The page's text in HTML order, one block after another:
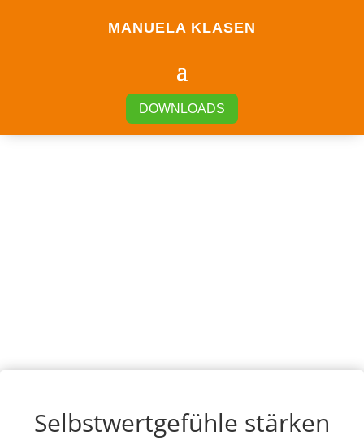
MANUELA KLASEN
DOWNLOADS
Selbstwertgefühle stärken